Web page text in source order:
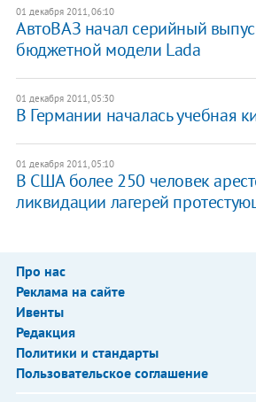
01 декабря 2011, 06:10
АвтоВАЗ начал серийный
бюджетной модели Lada
01 декабря 2011, 05:30
В Германии началась учебная
01 декабря 2011, 05:10
В США более 250 человек
ликвидации лагерей
Про нас
Реклама на сайте
Ивенты
Редакция
Политики и стандарты
Пользовательское соглашение